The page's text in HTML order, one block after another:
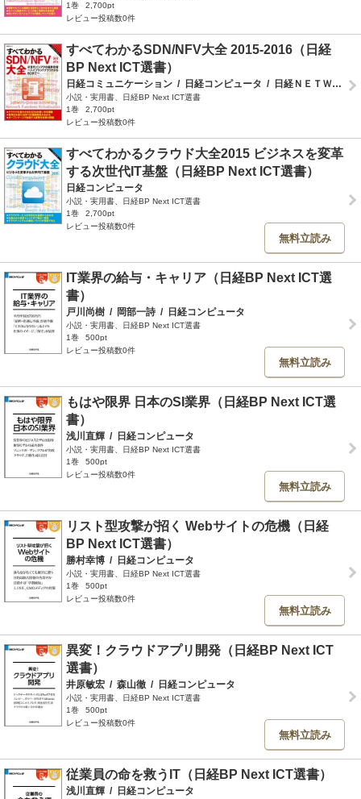
1巻
2,700pt
レビュー投稿数0件
すべてわかるSDN/NFV大全 2015-2016（日経
BP Next ICT選書）
日経コミュニケーション / 日経コンピュータ / 日経ＮＥＴＷＯＲＫ
小説・実用書、日経BP Next ICT選書
1巻
2,700pt
レビュー投稿数0件
すべてわかるクラウド大全2015 ビジネスを変革
する次世代IT基盤（日経BP Next ICT選書）
日経コンピュータ
小説・実用書、日経BP Next ICT選書
1巻
2,700pt
レビュー投稿数0件
無料立読み
IT業界の給与・キャリア（日経BP Next ICT選
書）
戸川尚樹 / 岡部一詩 / 日経コンピュータ
小説・実用書、日経BP Next ICT選書
1巻
500pt
レビュー投稿数0件
無料立読み
もはや限界 日本のSI業界（日経BP Next ICT選
書）
浅川直輝 / 日経コンピュータ
小説・実用書、日経BP Next ICT選書
1巻
500pt
レビュー投稿数0件
無料立読み
リスト型攻撃が招く Webサイトの危機（日経
BP Next ICT選書）
勝村幸博 / 日経コンピュータ
小説・実用書、日経BP Next ICT選書
1巻
500pt
レビュー投稿数0件
無料立読み
異変！クラウドアプリ開発（日経BP Next ICT
選書）
井原敏宏 / 森山徹 / 日経コンピュータ
小説・実用書、日経BP Next ICT選書
1巻
500pt
レビュー投稿数0件
無料立読み
従業員の命を救うIT（日経BP Next ICT選書）
浅川直輝 / 日経コンピュータ